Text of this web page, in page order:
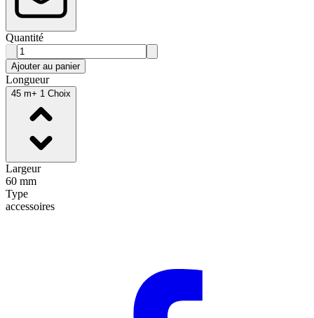
Quantité
Ajouter au panier
Longueur
45 m+ 1 Choix
Largeur
60 mm
Type
accessoires